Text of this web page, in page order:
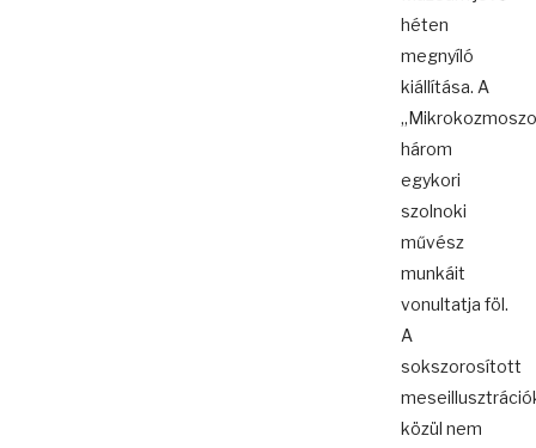
héten
megnyíló
kiállítása. A
három
egykori
szolnoki
művész
munkáit
vonultatja föl.
A
sokszorosított
közül nem